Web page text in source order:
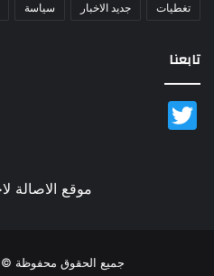
تغطيات جديد الاخبار سياسة
تابعنا
موقع الاصالة
جميع الحقوق محفوظة ©